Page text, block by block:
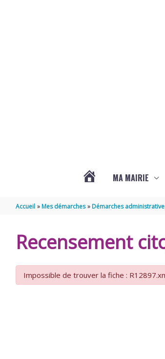
MA MAIRIE
Accueil Mes démarches Démarches
Recensement
Impossible de trouver la fiche :